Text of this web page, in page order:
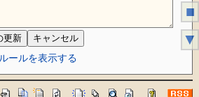
ールを表示する
■
▼